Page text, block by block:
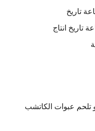
تاريخ
تاريخ انتاج
تلحم عبوات الكاتشب